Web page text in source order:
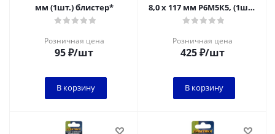
мм (1шт.) блистер*
Розничная цена
95₽/шт
В корзину
8,0 х 117 мм Р6М5К5, (1шт.)
блистер
Розничная цена
425₽/шт
В корзину